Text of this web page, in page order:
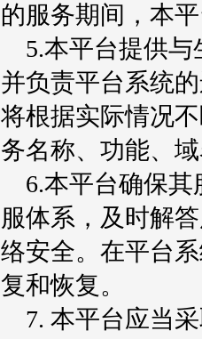
的服务期间，本
5.本平台提供与
并负责平台系统
将根据实际情况
务名称、功能、
6.本平台确保其
服体系，及时解
络安全。在平台
复和恢复。
7. 本平台应当